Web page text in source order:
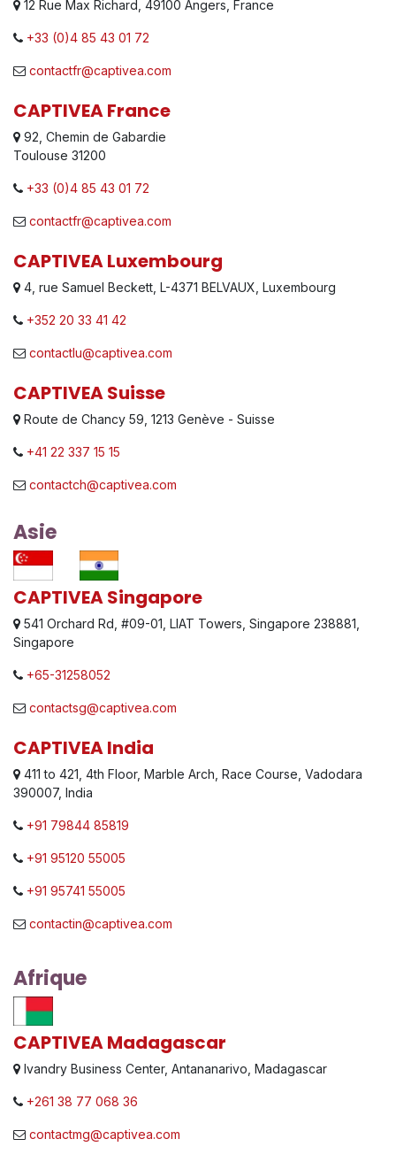
12 Rue Max Richard, 49100 Angers, France
+33 (0)4 85 43 01 72
contactfr@captivea.com
CAPTIVEA France
92, Chemin de Gabardie
Toulouse 31200
+33 (0)4 85 43 01 72
contactfr@captivea.com
CAPTIVEA Luxembourg
4, rue Samuel Beckett, L-4371 BELVAUX, Luxembourg
+352 20 33 41 42
contactlu@captivea.com
CAPTIVEA Suisse
Route de Chancy 59, 1213 Genève - Suisse
+41 22 337 15 15
contactch@captivea.com
Asie
CAPTIVEA Singapore
541 Orchard Rd, #09-01, LIAT Towers, Singapore 238881,
Singapore
+65-31258052
contactsg@captivea.com
CAPTIVEA India
411 to 421, 4th Floor, Marble Arch, Race Course, Vadodara
390007, India
+91 79844 85819
+91 95120 55005
+91 95741 55005
contactin@captivea.com
Afrique
CAPTIVEA Madagascar
Ivandry Business Center, Antananarivo, Madagascar
+261 38 77 068 36
contactmg@captivea.com